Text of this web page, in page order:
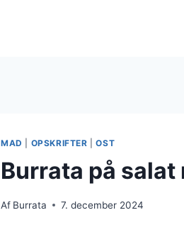
MAD OPSKRIFTER |OST
Burrata på
Af Burrata 7. december 2024